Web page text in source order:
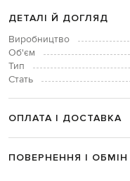
ДЕТАЛІ Й ДОГЛЯД
Виробництво
Об'єм
Тип
Стать
ОПЛАТА І ДОСТАВКА
ПОВЕРНЕННЯ І ОБМІН